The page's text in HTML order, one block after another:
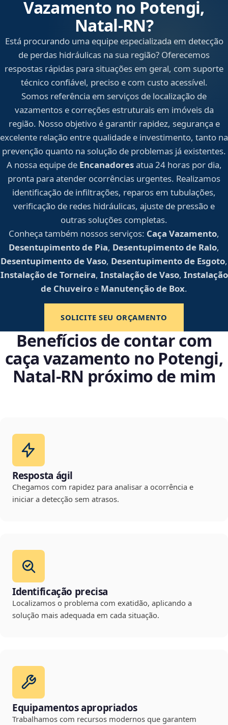
Vazamento no Potengi,
Natal‑RN?
Está procurando uma equipe especializada em detecção
de perdas hidráulicas na sua região? Oferecemos
respostas rápidas para situações em geral, com suporte
técnico confiável, preciso e com custo acessível.
Somos referência em serviços de localização de
vazamentos e correções estruturais em imóveis da
região. Nosso objetivo é garantir rapidez, segurança e
excelente relação entre qualidade e investimento, tanto na
prevenção quanto na solução de problemas já existentes.
A nossa equipe de Encanadoresatua 24 horas por dia,
pronta para atender ocorrências urgentes. Realizamos
identificação de infiltrações, reparos em tubulações,
verificação de redes hidráulicas, ajuste de pressão e
outras soluções completas.
Conheça também nossos serviços: Caça Vazamento,
Desentupimento de Pia, Desentupimento de Ralo,
Desentupimento de Vaso, Desentupimento de Esgoto,
Instalação de Torneira, Instalação de Vaso, Instalação
de Chuveiro e Manutenção de Box.
SOLICITE SEU ORÇAMENTO
Benefícios de contar com
caça vazamento no Potengi,
Natal‑RN próximo de mim
Resposta ágil
Chegamos com rapidez para analisar a ocorrência e
iniciar a detecção sem atrasos.
Identificação precisa
Localizamos o problema com exatidão, aplicando a
solução mais adequada em cada situação.
Equipamentos apropriados
Trabalhamos com recursos modernos que garantem